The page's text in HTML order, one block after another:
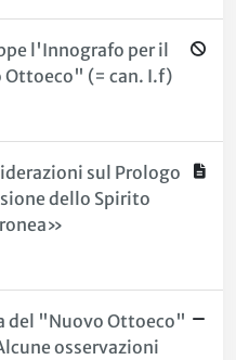
l'Innografo per il
(= can. I.f)
sul Prologo
dello Spirito
del "Nuovo Ottoeco"
osservazioni